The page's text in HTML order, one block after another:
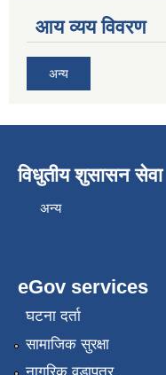
आय व्यय विवरण
अन्य
विधुतीय शुसासन सेवा
अन्य
eGov services
घटना दर्ता
सामाजिक सुरक्षा